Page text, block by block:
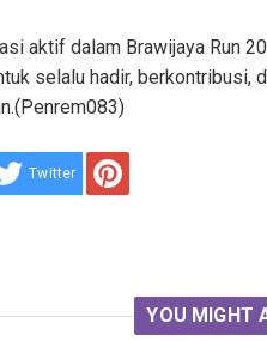
aktif dalam Brawijaya Run
selalu hadir, berkontribusi,
Twitter
YOU MIGHT